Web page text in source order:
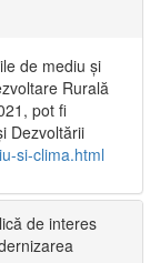
de mediu și
Rurală
pot fi
Dezvoltării
si-clima.html
de interes